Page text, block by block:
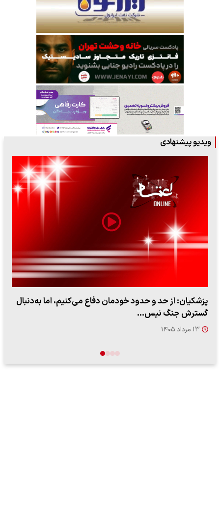
ویدیو پیشنهادی
پزشکیان: از حد و حدود خودمان دفاع می‌کنیم، اما به‌دنبال
گسترش جنگ نیس…
۱۳ مرداد ۱۴۰۵